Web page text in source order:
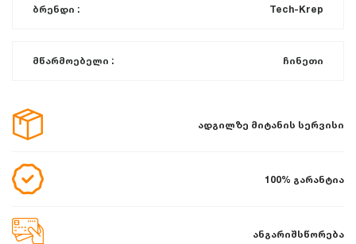
ბრენდი : Tech-Krep
მწარმოებელი : ჩინეთი
ადგილზე მიტანის სერვისი
100% გარანტია
ანგარიშსწორება